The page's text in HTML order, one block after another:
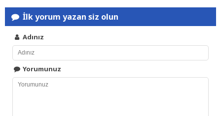
İlk yorum yazan siz olun
Adınız
Yorumunuz